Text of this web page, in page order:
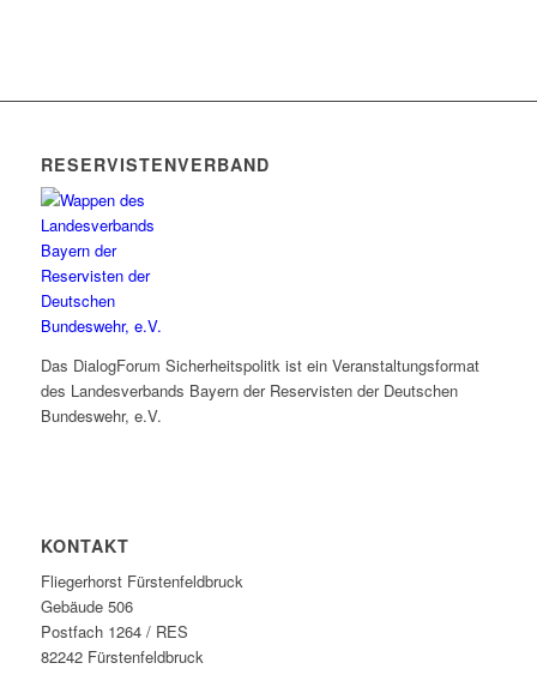
RESERVISTENVERBAND
Das DialogForum Sicherheitspolitk ist ein Veranstaltungsformat
des Landesverbands Bayern der Reservisten der Deutschen
Bundeswehr, e.V.
KONTAKT
Fliegerhorst Fürstenfeldbruck
Gebäude 506
Postfach 1264 / RES
82242 Fürstenfeldbruck